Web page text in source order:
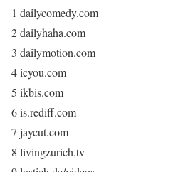
1 dailycomedy.com
2 dailyhaha.com
3 dailymotion.com
4 icyou.com
5 ikbis.com
6 is.rediff.com
7 jaycut.com
8 livingzurich.tv